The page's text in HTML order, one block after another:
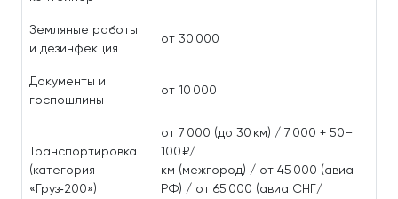
Земляные работы
и дезинфекция
от 30 000
Документы и
госпошлины
от 10 000
Транспортировка
(категория
«Груз‑200»)
от 7 000 (до 30 км) / 7 000 + 50–
100 ₽/
км (межгород) / от 45 000 (авиа
РФ) / от 65 000 (авиа СНГ/